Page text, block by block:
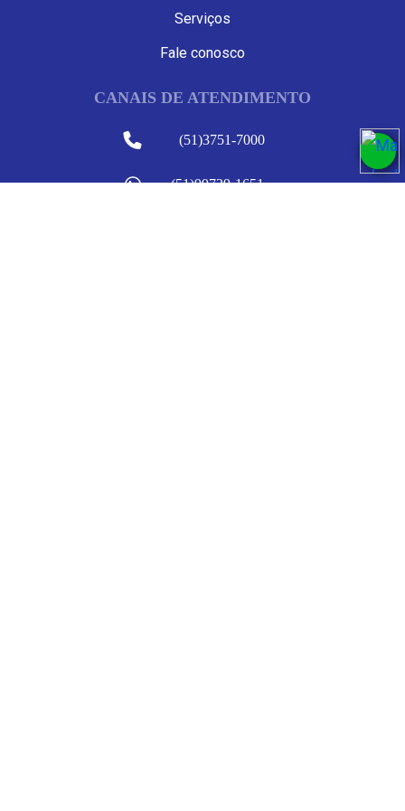
Serviços
Fale conosco
CANAIS DE ATENDIMENTO
(51)3751-7000
(51)99739-1651